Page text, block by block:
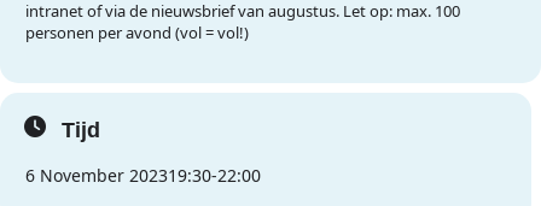
intranet of via de nieuwsbrief van augustus. Let op: max. 100
personen per avond (vol = vol!)
Tijd
6 November 202319:30-22:00